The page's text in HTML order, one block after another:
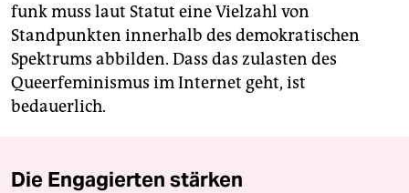
funk muss laut Statut eine Vielzahl von
Standpunkten innerhalb des demokratischen
Spektrums abbilden. Dass das zulasten des
Queerfeminismus im Internet geht, ist
bedauerlich.
Die Engagierten stärken